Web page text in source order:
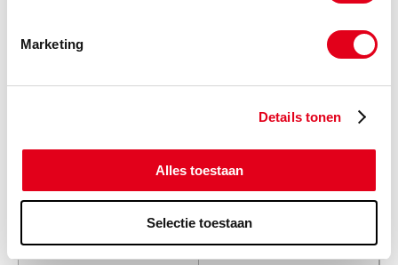
Marketing
Details tonen
Alles toestaan
Selectie toestaan
Stuks